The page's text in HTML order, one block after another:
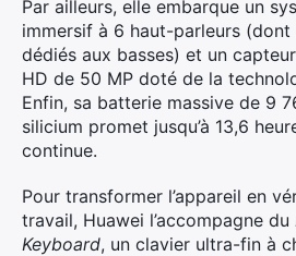
Par ailleurs, elle embarque un
immersif à 6 haut-parleurs
dédiés aux basses) et un
HD de 50 MP doté de la
Enfin, sa batterie massive de 9
silicium promet jusqu’à 13,6
continue.
Pour transformer l’appareil en
travail, Huawei l’accompagne du
Keyboard, un clavier ultra-fin à